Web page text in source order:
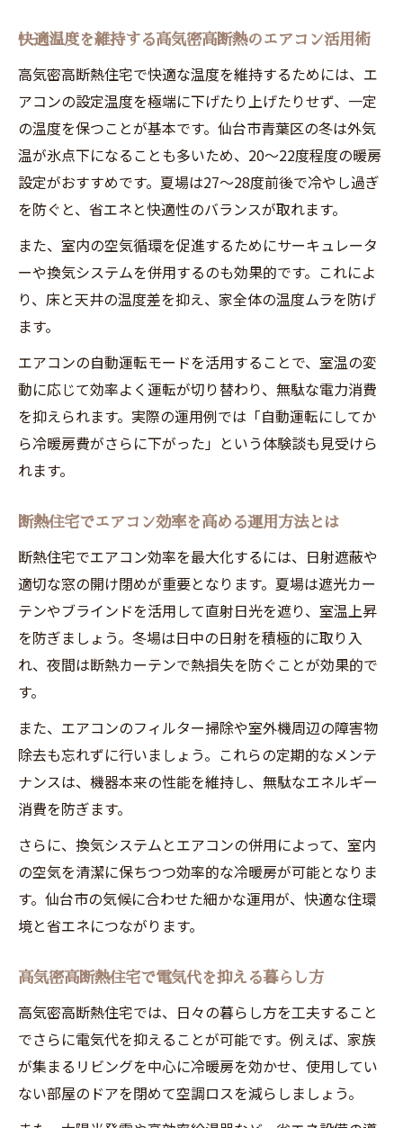
快適温度を維持する高気密高断熱のエアコン活用術
高気密高断熱住宅で快適な温度を維持するためには、エ
アコンの設定温度を極端に下げたり上げたりせず、一定
の温度を保つことが基本です。仙台市青葉区の冬は外気
温が氷点下になることも多いため、20〜22度程度の暖房
設定がおすすめです。夏場は27〜28度前後で冷やし過ぎ
を防ぐと、省エネと快適性のバランスが取れます。
また、室内の空気循環を促進するためにサーキュレータ
ーや換気システムを併用するのも効果的です。これによ
り、床と天井の温度差を抑え、家全体の温度ムラを防げ
ます。
エアコンの自動運転モードを活用することで、室温の変
動に応じて効率よく運転が切り替わり、無駄な電力消費
を抑えられます。実際の運用例では「自動運転にしてか
ら冷暖房費がさらに下がった」という体験談も見受けら
れます。
断熱住宅でエアコン効率を高める運用方法とは
断熱住宅でエアコン効率を最大化するには、日射遮蔽や
適切な窓の開け閉めが重要となります。夏場は遮光カー
テンやブラインドを活用して直射日光を遮り、室温上昇
を防ぎましょう。冬場は日中の日射を積極的に取り入
れ、夜間は断熱カーテンで熱損失を防ぐことが効果的で
す。
また、エアコンのフィルター掃除や室外機周辺の障害物
除去も忘れずに行いましょう。これらの定期的なメンテ
ナンスは、機器本来の性能を維持し、無駄なエネルギー
消費を防ぎます。
さらに、換気システムとエアコンの併用によって、室内
の空気を清潔に保ちつつ効率的な冷暖房が可能となりま
す。仙台市の気候に合わせた細かな運用が、快適な住環
境と省エネにつながります。
高気密高断熱住宅で電気代を抑える暮らし方
高気密高断熱住宅では、日々の暮らし方を工夫すること
でさらに電気代を抑えることが可能です。例えば、家族
が集まるリビングを中心に冷暖房を効かせ、使用してい
ない部屋のドアを閉めて空調ロスを減らしましょう。